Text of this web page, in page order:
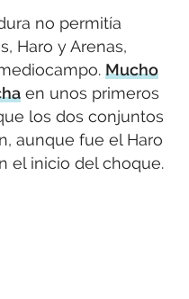
no permitía
Haro y Arenas,
Mucho
en unos primeros
los dos conjuntos
aunque fue el Haro
el inicio del choque.